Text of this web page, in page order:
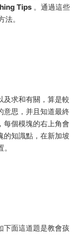
Tips 。通過這些
。
及求和有關，算是較
意思，并且知道最終
每個模塊的右上角會
的知識點，在新加坡
下面這道題是教會孩